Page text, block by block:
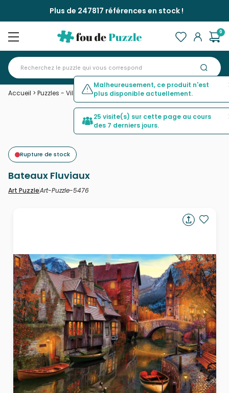
Plus de 247817 références en stock !
0
Accueil > Puzzles - Villes et Villages>Bateaux Fluviaux
Rupture de stock
Bateaux Fluviaux
Art PuzzleArt-Puzzle-5476
Malheureusement, ce produit n'est
plus disponible actuellement.
25 visite(s) sur cette page au cours
des 7 derniers jours.